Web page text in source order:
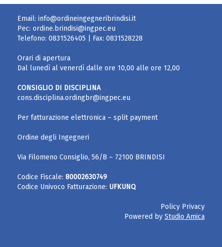
Email: info@ordineingegneribrindisi.it
Pec: ordine.brindisi@ingpec.eu
Telefono: 0831526405 | Fax: 0831528228
Orari di apertura
Dal lunedì al venerdì dalle ore 10,00 alle ore 12,00
CONSIGLIO DI DISCIPLINA
cons.disciplina.ordingbr@ingpec.eu
Per fatturazione elettronica – split payment
Ordine degli Ingegneri
Via Filomeno Consiglio, 56/B – 72100 BRINDISI
Codice Fiscale: 80002630749
Codice Univoco Fatturazione: UFKUNQ
Policy Privacy
Powered by Studio Amica